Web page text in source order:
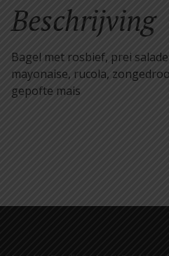
zongedroogde
tomaatjes
en
gepofte
mais
aantal
Beschrijving
Bagel met rosbief, prei
mayonaise, rucola,
gepofte mais